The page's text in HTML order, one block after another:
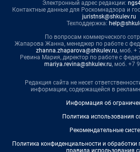
Электронный адрес редакции:
Контактные данные для Роскомнадзора и
juristnsk@shkulev.ru
Техподдержка:
По вопросам коммерческого
Жапарова Жанна, менеджер по работе с
zhanna.zhaparova@shkulev.ru, моб. +
Ревина Мария, директор по работе с
mariya.revina@shkulev.ru, моб. +7
Редакция сайта не несет
информации, содержащейся в
Информация об
Политика использования
Рекомендательные
Политика конфиденциальности и обработки
правила использования